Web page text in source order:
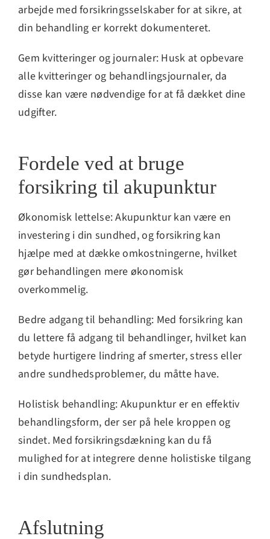
arbejde med forsikringsselskaber for at sikre, at
din behandling er korrekt dokumenteret.
Gem kvitteringer og journaler: Husk at opbevare
alle kvitteringer og behandlingsjournaler, da
disse kan være nødvendige for at få dækket dine
udgifter.
Fordele ved at bruge
forsikring til akupunktur
Økonomisk lettelse: Akupunktur kan være en
investering i din sundhed, og forsikring kan
hjælpe med at dække omkostningerne, hvilket
gør behandlingen mere økonomisk
overkommelig.
Bedre adgang til behandling: Med forsikring kan
du lettere få adgang til behandlinger, hvilket kan
betyde hurtigere lindring af smerter, stress eller
andre sundhedsproblemer, du måtte have.
Holistisk behandling: Akupunktur er en effektiv
behandlingsform, der ser på hele kroppen og
sindet. Med forsikringsdækning kan du få
mulighed for at integrere denne holistiske tilgang
i din sundhedsplan.
Afslutning